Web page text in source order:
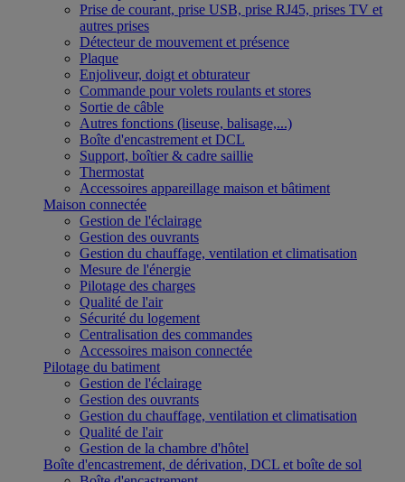
Prise de courant, prise USB, prise RJ45, prises TV et
autres prises
Détecteur de mouvement et présence
Plaque
Enjoliveur, doigt et obturateur
Commande pour volets roulants et stores
Sortie de câble
Autres fonctions (liseuse, balisage,...)
Boîte d'encastrement et DCL
Support, boîtier & cadre saillie
Thermostat
Accessoires appareillage maison et bâtiment
Maison connectée
Gestion de l'éclairage
Gestion des ouvrants
Gestion du chauffage, ventilation et climatisation
Mesure de l'énergie
Pilotage des charges
Qualité de l'air
Sécurité du logement
Centralisation des commandes
Accessoires maison connectée
Pilotage du batiment
Gestion de l'éclairage
Gestion des ouvrants
Gestion du chauffage, ventilation et climatisation
Qualité de l'air
Gestion de la chambre d'hôtel
Boîte d'encastrement, de dérivation, DCL et boîte de sol